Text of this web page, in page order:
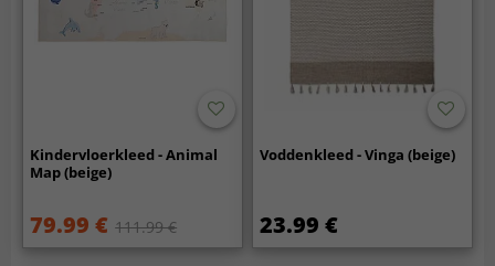
Kindervloerkleed - Animal
Map (beige)
79.99 € 111.99 €
Voddenkleed - Vinga (beige)
23.99 €